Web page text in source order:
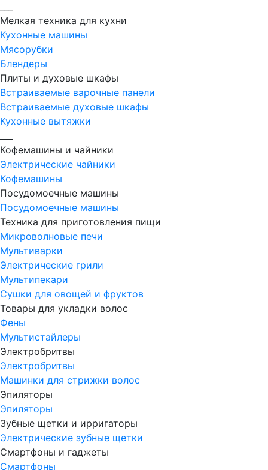
Мелкая техника для кухни
Кухонные машины
Мясорубки
Блендеры
Плиты и духовые шкафы
Встраиваемые варочные панели
Встраиваемые духовые шкафы
Кухонные вытяжки
Кофемашины и чайники
Электрические чайники
Кофемашины
Посудомоечные машины
Посудомоечные машины
Техника для приготовления пищи
Микроволновые печи
Мультиварки
Электрические грили
Мультипекари
Сушки для овощей и фруктов
Товары для укладки волос
Фены
Мультистайлеры
Электробритвы
Электробритвы
Машинки для стрижки волос
Эпиляторы
Эпиляторы
Зубные щетки и ирригаторы
Электрические зубные щетки
Смартфоны и гаджеты
Смартфоны